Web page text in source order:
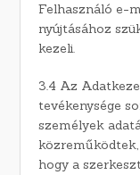
Felhasználó e-
nyújtásához
kezeli.
3.4 Az
tevékenysége
személyek
hogy a